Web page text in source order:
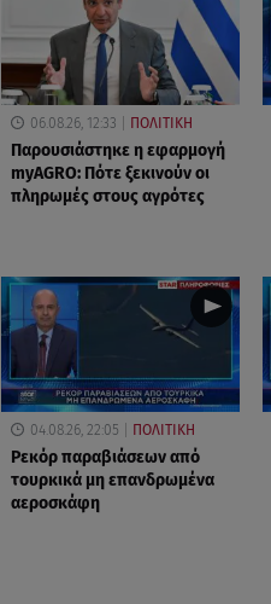
06.08.26, 12:33 ΠΟΛΙΤΙΚΗ
Παρουσιάστηκε η εφαρμογή
myAGRO: Πότε ξεκινούν οι
πληρωμές στους αγρότες
04.08.26, 22:05 ΠΟΛΙΤΙΚΗ
Ρεκόρ παραβιάσεων από
τουρκικά μη επανδρωμένα
αεροσκάφη